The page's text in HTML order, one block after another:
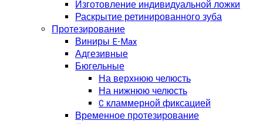
Изготовление индивидуальной ложки
Раскрытие ретинированного зуба
Протезирование
Виниры E-Max
Адгезивные
Бюгельные
На верхнюю челюсть
На нижнюю челюсть
C кламмерной фиксацией
Временное протезирование